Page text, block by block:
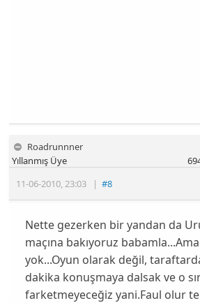
Roadrunnner
11-06-2010,23:03 |#8
Yıllanmış Üye
Nette gezerken bir yandan da
maçına bakıyoruz
yok...Oyun olarak değil,
dakika konuşmaya dalsak ve o
farketmeyeceğiz yani.Faul olur